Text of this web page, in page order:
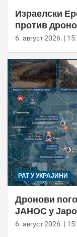
Израелски
против
6. август 2026. |
РАТ У УКРАЈИНИ
Дронови
ЈАНОС у
6. август 2026. |